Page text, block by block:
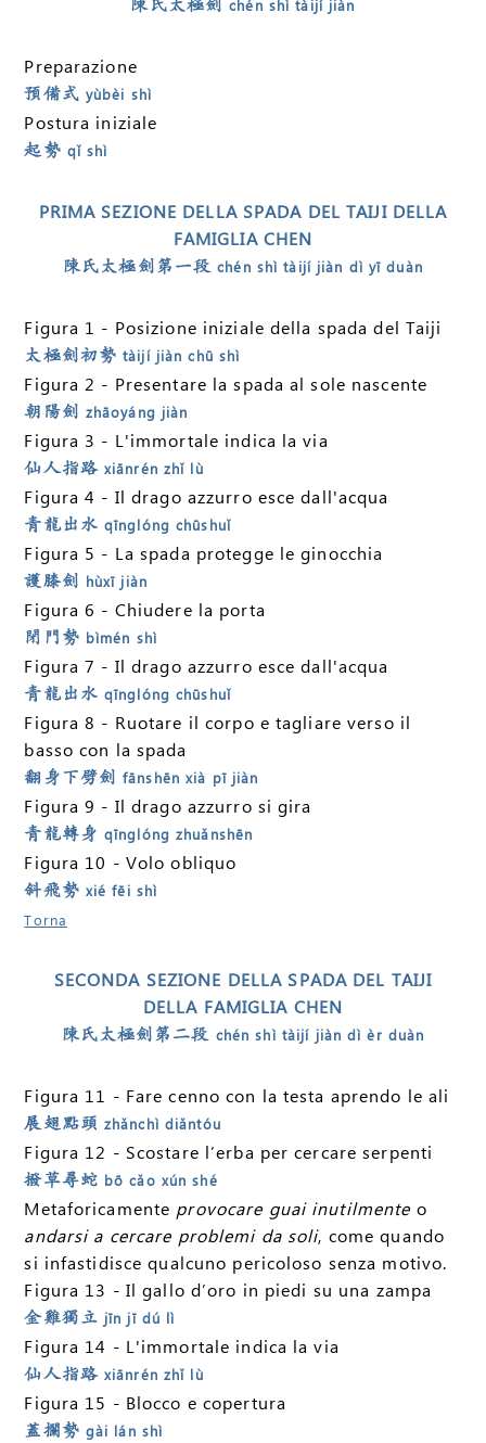
陳氏太極劍 chén shì tàijí jiàn
Preparazione
預備式 yùbèi shì
Postura iniziale
起勢 qǐ shì
PRIMA SEZIONE DELLA SPADA DEL TAIJI DELLA
FAMIGLIA CHEN
陳氏太極劍第一段 chén shì tàijí jiàn dì yī duàn
Figura 1 - Posizione iniziale della spada del Taiji
太極劍初勢 tàijí jiàn chū shì
Figura 2 - Presentare la spada al sole nascente
朝陽劍 zhāoyáng jiàn
Figura 3 - L'immortale indica la via
仙人指路 xiānrén zhǐ lù
Figura 4 - Il drago azzurro esce dall'acqua
青龍出水 qīnglóng chūshuǐ
Figura 5 - La spada protegge le ginocchia
護膝劍 hùxī jiàn
Figura 6 - Chiudere la porta
閉門勢 bìmén shì
Figura 7 - Il drago azzurro esce dall'acqua
青龍出水 qīnglóng chūshuǐ
Figura 8 - Ruotare il corpo e tagliare verso il
basso con la spada
翻身下劈劍 fānshēn xià pī jiàn
Figura 9 - Il drago azzurro si gira
青龍轉身 qīnglóng zhuǎnshēn
Figura 10 - Volo obliquo
斜飛勢 xié fēi shì
Torna
SECONDA SEZIONE DELLA SPADA DEL TAIJI
DELLA FAMIGLIA CHEN
陳氏太極劍第二段 chén shì tàijí jiàn dì èr duàn
Figura 11 - Fare cenno con la testa aprendo le ali
展翅點頭 zhǎnchì diǎntóu
Figura 12 - Scostare l’erba per cercare serpenti
撥草尋蛇 bō cǎo xún shé
Metaforicamente provocare guai inutilmente o
andarsi a cercare problemi da soli, come quando
si infastidisce qualcuno pericoloso senza motivo.
Figura 13 - Il gallo d’oro in piedi su una zampa
金雞獨立 jīn jī dú lì
Figura 14 - L'immortale indica la via
仙人指路 xiānrén zhǐ lù
Figura 15 - Blocco e copertura
蓋攔勢 gài lán shì